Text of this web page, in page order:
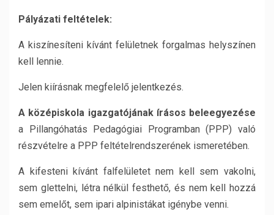
Pályázati feltételek:
A kiszínesíteni kívánt felületnek forgalmas helyszínen
kell lennie.
Jelen kiírásnak megfelelő jelentkezés.
A középiskola igazgatójának írásos beleegyezése
a Pillangóhatás Pedagógiai Programban (PPP) való
részvételre a PPP feltételrendszerének ismeretében.
A kifesteni kívánt falfelületet nem kell sem vakolni,
sem glettelni, létra nélkül festhető, és nem kell hozzá
sem emelőt, sem ipari alpinistákat igénybe venni.